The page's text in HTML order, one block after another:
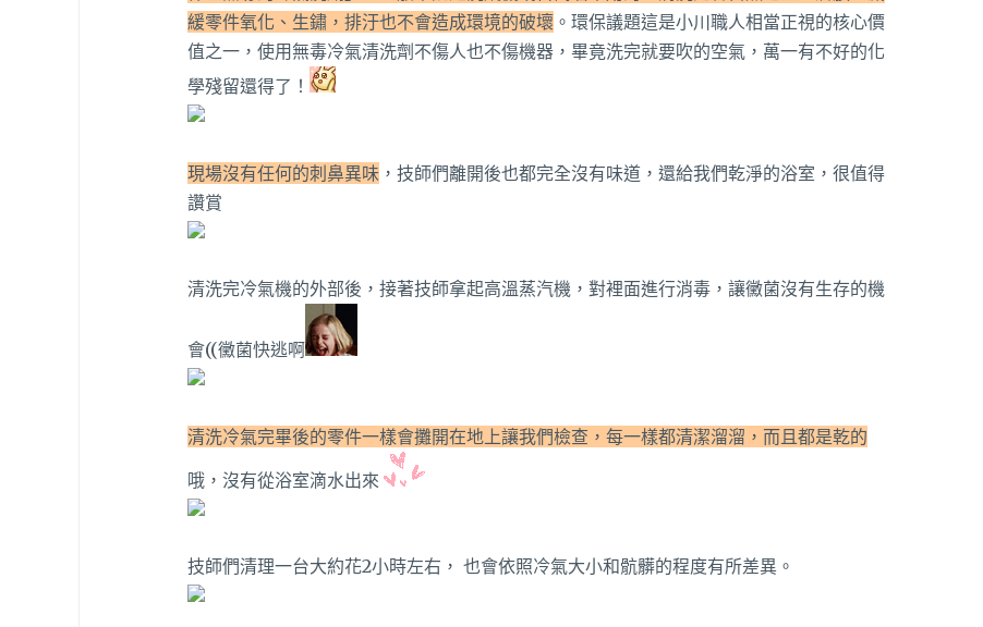
緩零件氧化、生鏽，排汙也不會造成環境的破壞 。環保議題這是小川職人相當正視的核心價
值之一，使用無毒冷氣清洗劑不傷人也不傷機器，畢竟洗完就要吹的空氣，萬一有不好的化
學殘留還得了！
現場沒有任何的刺鼻異味 ，技師們離開後也都完全沒有味道，還給我們乾淨的浴室，很值得
讚賞
清洗完冷氣機的外部後，接著技師拿起高溫蒸汽機，對裡面進行消毒，讓黴菌沒有生存的機
會((黴菌快逃啊
清洗冷氣完畢後的零件一樣會攤開在地上讓我們檢查，每一樣都清潔溜溜，而且都是乾的
哦，沒有從浴室滴水出來
技師們清理一台大約花2小時左右， 也會依照冷氣大小和骯髒的程度有所差異。